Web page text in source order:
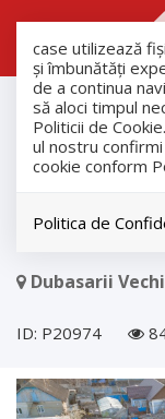
case utilizează
și îmbunătăți
de a continua
să aloci timpul
Politicii de
ul nostru
cookie conform
Politica de
Vanzare
Case
Dubasarii Vechi
Vechi, 10
Dubasarii
ID: P20974